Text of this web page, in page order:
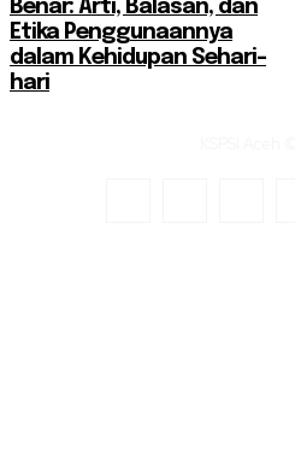
Benar: Arti, Balasan, dan
Etika Penggunaannya
dalam Kehidupan Sehari-
hari